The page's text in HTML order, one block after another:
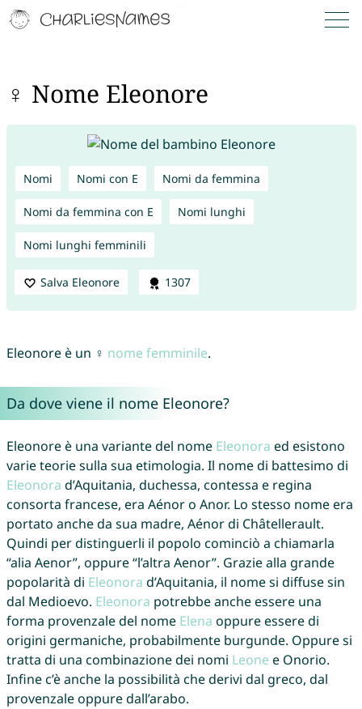
♀ Nome Eleonore
Nomi Nomi con E Nomi da femmina
Nomi da femmina con E Nomi lunghi
Nomi lunghi femminili
Salva Eleonore 1307
Eleonore è un ♀ nome femminile.
Da dove viene il nome Eleonore?
Eleonore è una variante del nome Eleonora ed esistono
varie teorie sulla sua etimologia. Il nome di battesimo di
Eleonora d’Aquitania, duchessa, contessa e regina
consorta francese, era Aénor o Anor. Lo stesso nome era
portato anche da sua madre, Aénor di Châtellerault.
Quindi per distinguerli il popolo cominciò a chiamarla
“alia Aenor”, oppure “l’altra Aenor”. Grazie alla grande
popolarità di Eleonora d’Aquitania, il nome si diffuse sin
dal Medioevo. Eleonora potrebbe anche essere una
forma provenzale del nome Elena oppure essere di
origini germaniche, probabilmente burgunde. Oppure si
tratta di una combinazione dei nomi Leone e Onorio.
Infine c’è anche la possibilità che derivi dal greco, dal
provenzale oppure dall’arabo.